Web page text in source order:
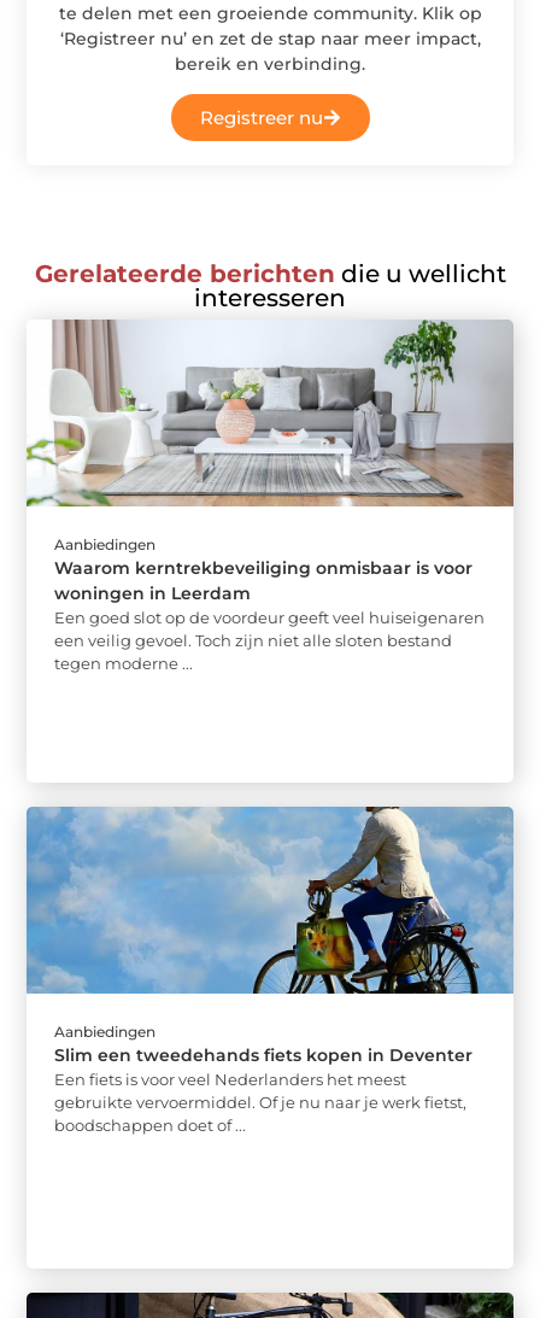
te delen met een groeiende community. Klik op
‘Registreer nu’ en zet de stap naar meer impact,
bereik en verbinding.
Registreer nu
Gerelateerde berichten die u wellicht
interesseren
Aanbiedingen
Waarom kerntrekbeveiliging onmisbaar is voor
woningen in Leerdam
Een goed slot op de voordeur geeft veel huiseigenaren
een veilig gevoel. Toch zijn niet alle sloten bestand
tegen moderne ...
Aanbiedingen
Slim een tweedehands fiets kopen in Deventer
Een fiets is voor veel Nederlanders het meest
gebruikte vervoermiddel. Of je nu naar je werk fietst,
boodschappen doet of ...